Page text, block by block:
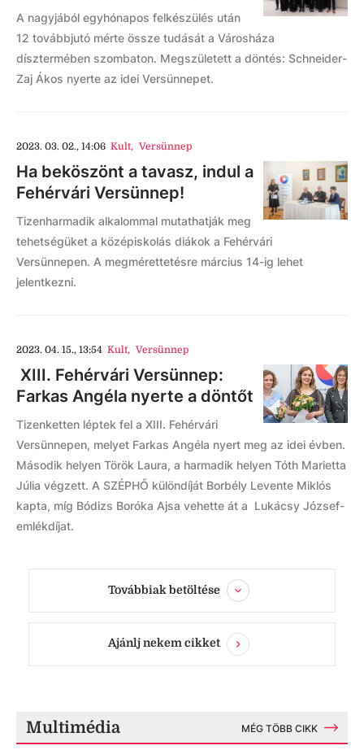
A nagyjából egyhónapos felkészülés után
12 továbbjutó mérte össze tudását a Városháza
dísztermében szombaton. Megszületett a döntés: Schneider-
Zaj Ákos nyerte az idei Versünnepet.
2023. 03. 02., 14:06 Kult, Versünnep
Ha beköszönt a tavasz, indul a
Fehérvári Versünnep!
Tizenharmadik alkalommal mutathatják meg
tehetségüket a középiskolás diákok a Fehérvári
Versünnepen. A megmérettetésre március 14-ig lehet
jelentkezni.
2023. 04. 15., 13:54 Kult, Versünnep
XIII. Fehérvári Versünnep:
Farkas Angéla nyerte a döntőt
Tizenketten léptek fel a XIII. Fehérvári
Versünnepen, melyet Farkas Angéla nyert meg az idei évben.
Második helyen Török Laura, a harmadik helyen Tóth Marietta
Júlia végzett. A SZÉPHŐ különdíját Borbély Levente Miklós
kapta, míg Bódizs Boróka Ajsa vehette át a Lukácsy József-
emlékdíjat.
Továbbiak betöltése
Ajánlj nekem cikket
Multimédia MÉG TÖBB CIKK